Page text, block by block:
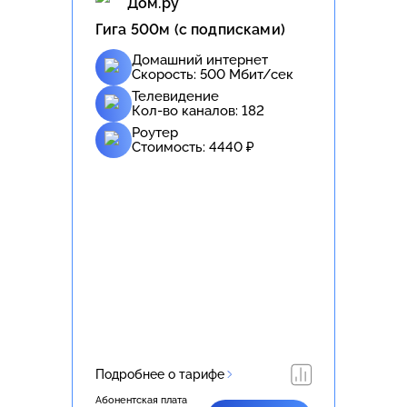
Дом.ру
Гига 500м (с подписками)
Домашний интернет
Скорость: 500 Мбит/сек
Телевидение
Кол-во каналов: 182
Роутер
Стоимость: 4440 ₽
Подробнее о тарифе
Абонентская плата